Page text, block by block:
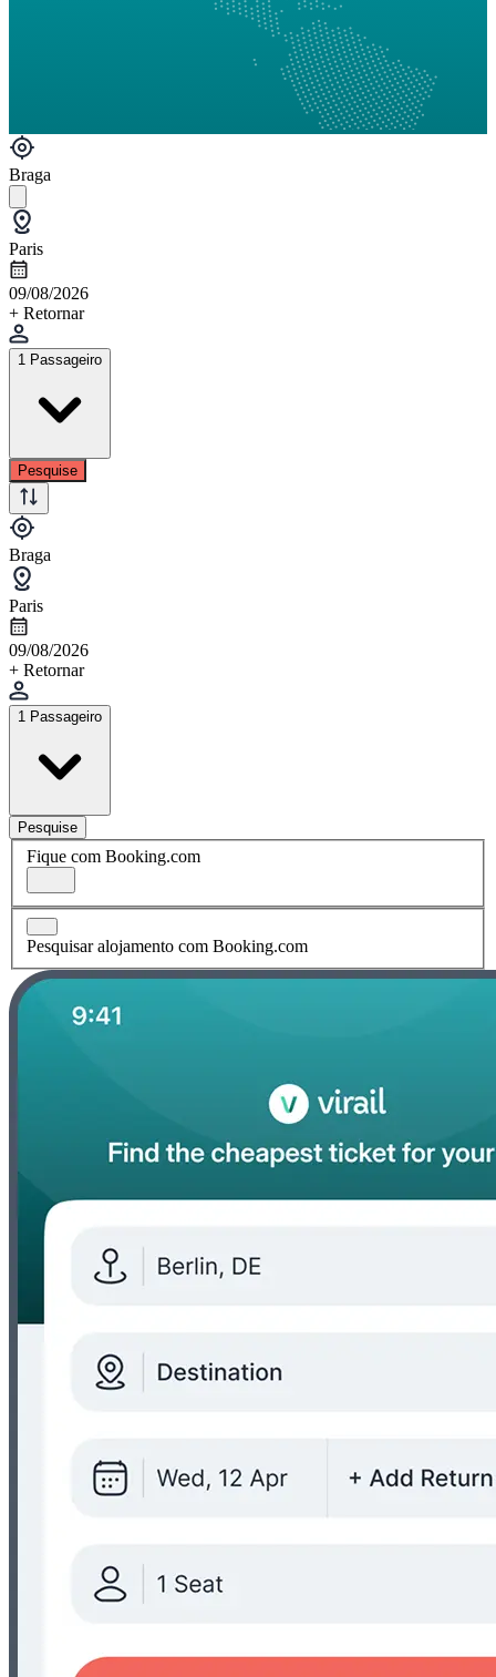
Braga
Paris
09/08/2026
+ Retornar
1 Passageiro
Pesquise
Braga
Paris
09/08/2026
+ Retornar
1 Passageiro
Pesquise
Fique com Booking.com
Pesquisar alojamento com Booking.com